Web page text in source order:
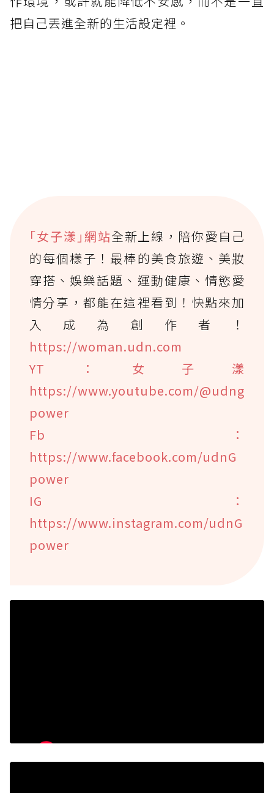
把自己丟進全新的生活設定裡。
｢女子漾｣網站全新上線，陪你愛自己
的每個樣子！最棒的美食旅遊、美妝
穿搭、娛樂話題、運動健康、情慾愛
情分享，都能在這裡看到！快點來加
入成為創作者！
https://woman.udn.com
YT：女子漾
https://www.youtube.com/@udng
power
Fb：
https://www.facebook.com/udnG
power
IG：
https://www.instagram.com/udnG
power